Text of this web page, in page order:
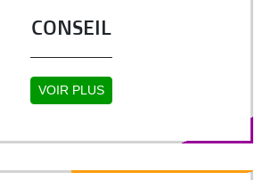
CONSEIL
VOIR PLUS